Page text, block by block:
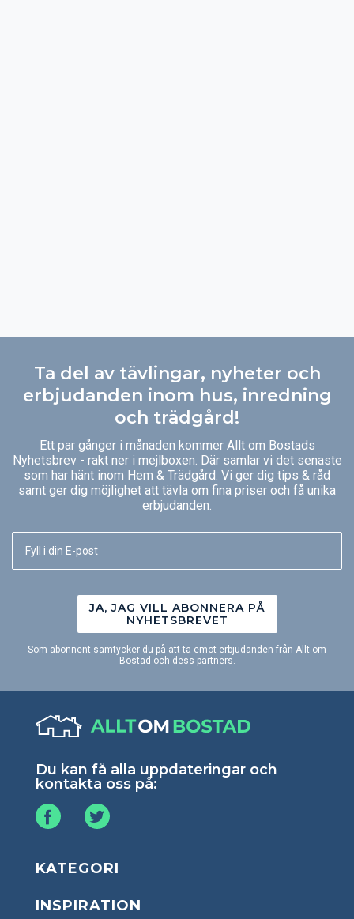
Ta del av tävlingar, nyheter och
erbjudanden inom hus, inredning
och trädgård!
Ett par gånger i månaden kommer Allt om Bostads
Nyhetsbrev - rakt ner i mejlboxen. Där samlar vi det senaste
som har hänt inom Hem & Trädgård. Vi ger dig tips & råd
samt ger dig möjlighet att tävla om fina priser och få unika
erbjudanden.
JA, JAG VILL ABONNERA PÅ
NYHETSBREVET
Som abonnent samtycker du på att ta emot erbjudanden från Allt om
Bostad och dess partners.
Du kan få alla uppdateringar och
kontakta oss på:
KATEGORI
INSPIRATION